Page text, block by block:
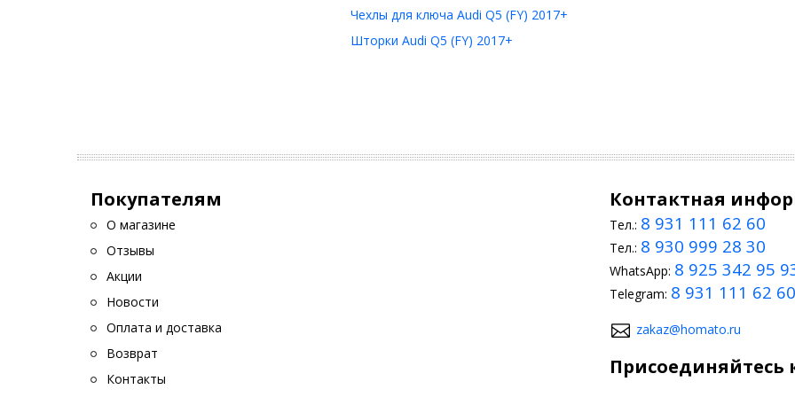
Чехлы для ключа Audi Q5 (FY) 2017+
Шторки Audi Q5 (FY) 2017+
Покупателям
О магазине
Отзывы
Акции
Новости
Оплата и доставка
Возврат
Контакты
Контактная
Тел.: 8 931 111 62 60
Тел.: 8 930 999 28 30
WhatsApp: 8 925 342 95
Telegram: 8 931 111 62 60
zakaz@homato.ru
Присоединяйтесь